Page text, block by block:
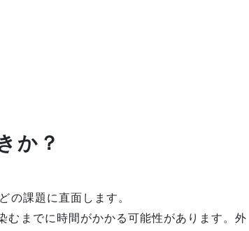
か？
の課題に直面します。
むまでに時間がかかる可能性があります。外